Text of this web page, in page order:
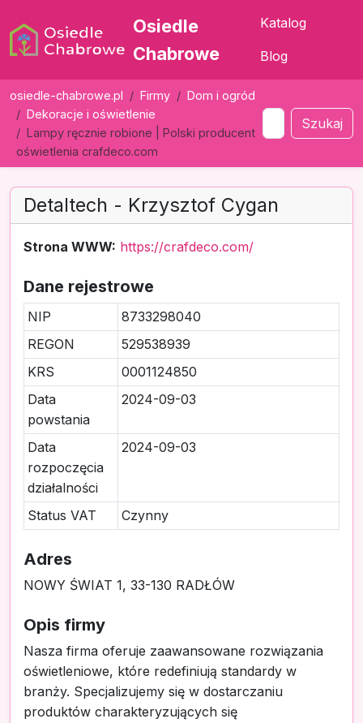
Osiedle
Chabrowe
Katalog
Blog
osiedle-chabrowe.pl Firmy
Dom i ogród
Dekoracje i oświetlenie
Lampy ręcznie robione | Polski producent
oświetlenia crafdeco.com
Szukaj
Detaltech - Krzysztof Cygan
Strona WWW: https://crafdeco.com/
Dane rejestrowe
NIP
8733298040
REGON
529538939
KRS
0001124850
Data
powstania
2024-09-03
Data
rozpoczęcia
działalności
2024-09-03
Status VAT Czynny
Adres
NOWY ŚWIAT 1, 33-130 RADŁÓW
Opis firmy
Nasza firma oferuje zaawansowane rozwiązania
oświetleniowe, które redefiniują standardy w
branży. Specjalizujemy się w dostarczaniu
produktów charakteryzujących się